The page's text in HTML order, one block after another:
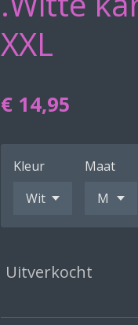
XXL
€ 14,95
Kleur Maat
Uitverkocht